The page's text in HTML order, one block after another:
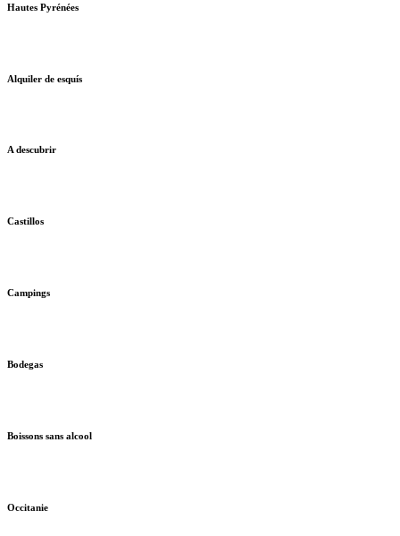
Hautes Pyrénées
Alquiler de esquís
A descubrir
Castillos
Campings
Bodegas
Boissons sans alcool
Occitanie